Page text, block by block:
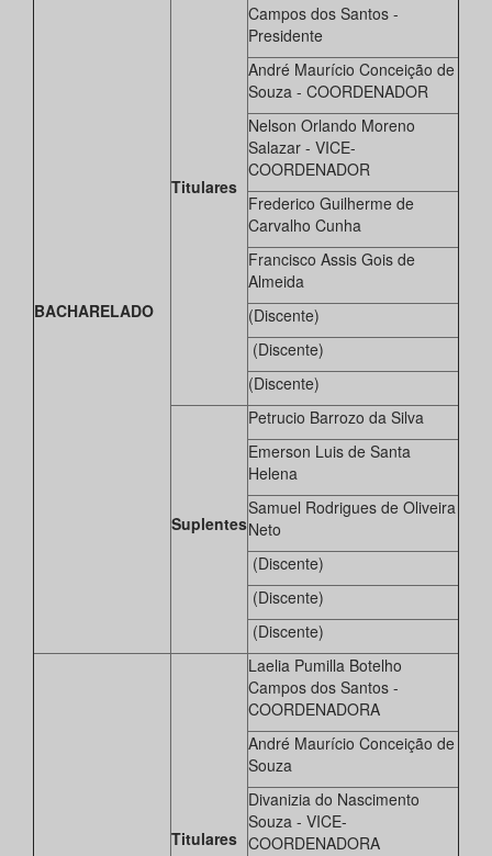
BACHARELADO
Titulares
Campos dos Santos -
Presidente
André Maurício Conceição de
Souza - COORDENADOR
Nelson Orlando Moreno
Salazar - VICE-
COORDENADOR
Frederico Guilherme de
Carvalho Cunha
Francisco Assis Gois de
Almeida
(Discente)
(Discente)
(Discente)
Suplentes
Petrucio Barrozo da Silva
Emerson Luis de Santa
Helena
Samuel Rodrigues de Oliveira
Neto
(Discente)
(Discente)
(Discente)
Titulares
Laelia Pumilla Botelho
Campos dos Santos -
COORDENADORA
André Maurício Conceição de
Souza
Divanizia do Nascimento
Souza - VICE-
COORDENADORA